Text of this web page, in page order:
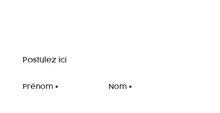
Postulez ici
Prénom Nom